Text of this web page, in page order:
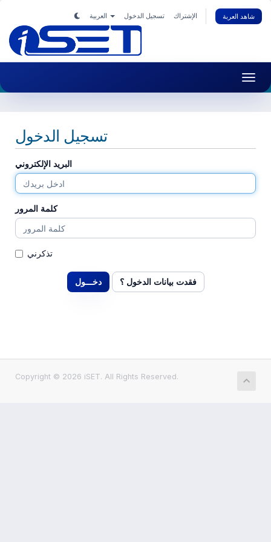
تسجيل الدخول الإشتراك شاهد العربة
تسجيل الدخول
البريد الإلكتروني
كلمة المرور
تذكرني
فقدت بيانات الدخول ؟
Copyright © 2026 iSET. All Rights Reserved.